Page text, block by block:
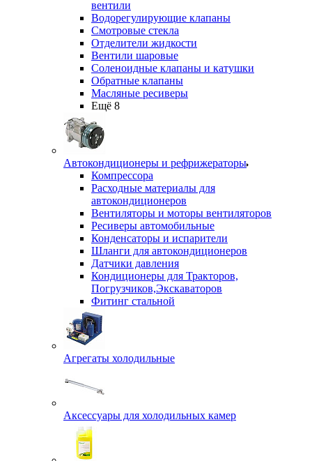
вентили
Водорегулирующие клапаны
Смотровые стекла
Отделители жидкости
Вентили шаровые
Соленоидные клапаны и катушки
Обратные клапаны
Масляные ресиверы
Ещё 8
Автокондиционеры и рефрижераторы
Компрессора
Расходные материалы для
автокондиционеров
Вентиляторы и моторы вентиляторов
Ресиверы автомобильные
Конденсаторы и испарители
Шланги для автокондиционеров
Датчики давления
Кондиционеры для Тракторов,
Погрузчиков,Экскаваторов
Фитинг стальной
Агрегаты холодильные
Аксессуары для холодильных камер